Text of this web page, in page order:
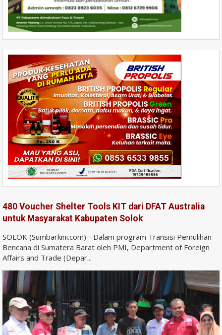
480 Voucher Shelter Tools KIT dari DFAT Australia
untuk Masyarakat Kabupaten Solok
SOLOK (Sumbarkini.com) - Dalam program Transisi Pemulihan
Bencana di Sumatera Barat oleh PMI, Department of Foreign
Affairs and Trade (Depar...